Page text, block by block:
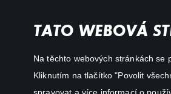
TATO WEBOVÁ
Na těchto webových stránkách se
Kliknutím na tlačítko "Povolit
spravovat a více informací o
Action